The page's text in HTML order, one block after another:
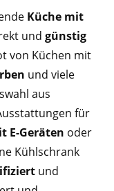
Küche mit
und günstig
von Küchen mit
und viele
aus
für
E-Geräten oder
Kühlschrank
und